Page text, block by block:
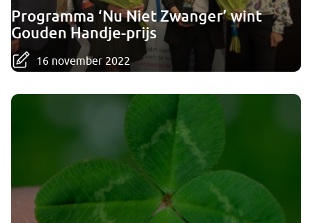
Programma ‘Nu Niet Zwanger’ wint
Gouden Handje-prijs
16 november 2022